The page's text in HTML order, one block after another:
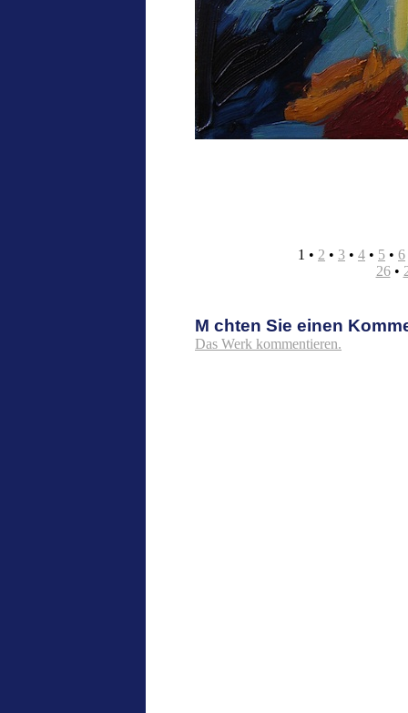
1 • 2 • 3 • 4 • 5 • 6
26•
M chten Sie einen
Das Werk kommentieren.